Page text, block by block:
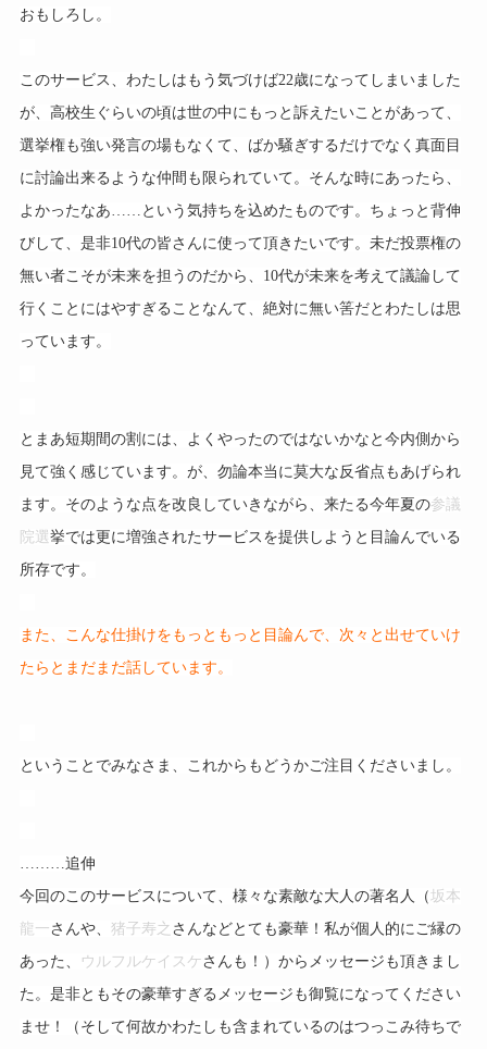
おもしろし。
このサービス、わたしはもう気づけば22歳になってしまいました
が、高校生ぐらいの頃は世の中にもっと訴えたいことがあって、
選挙権も強い発言の場もなくて、ばか騒ぎするだけでなく真面目
に討論出来るような仲間も限られていて。そんな時にあったら、
よかったなあ……という気持ちを込めたものです。ちょっと背伸
びして、是非10代の皆さんに使って頂きたいです。未だ投票権の
無い者こそが未来を担うのだから、10代が未来を考えて議論して
行くことにはやすぎることなんて、絶対に無い筈だとわたしは思
っています。
とまあ短期間の割には、よくやったのではないかなと今内側から
見て強く感じています。が、勿論本当に莫大な反省点もあげられ
ます。そのような点を改良していきながら、来たる今年夏の参議
院選挙では更に増強されたサービスを提供しようと目論んでいる
所存です。
また、こんな仕掛けをもっともっと目論んで、次々と出せていけ
たらとまだまだ話しています。
ということでみなさま、これからもどうかご注目くださいまし。
………追伸
今回のこのサービスについて、様々な素敵な大人の著名人（坂本
龍一さんや、 猪子寿之 さんなどとても豪華！私が個人的にご縁の
あった、
ウルフルケイスケさんも！）からメッセージも頂きまし
た。是非ともその豪華すぎるメッセージも御覧になってください
ませ！（そして何故かわたしも含まれているのはつっこみ待ちで